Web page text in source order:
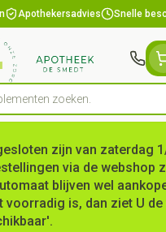
Apothekersadvies Snelle
zijn van zaterdag
via de webshop
blijven wel
voorradig is, dan ziet U